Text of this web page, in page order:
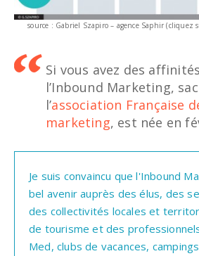
source : Gabriel Szapiro – agence Saphir (cliquez
Si vous avez des
l’Inbound Marketing,
l’association Française
marketing, est née en
Je suis convaincu que l'Inbound
bel avenir auprès des élus, des
des collectivités locales et
de tourisme et des
Med, clubs de vacances,